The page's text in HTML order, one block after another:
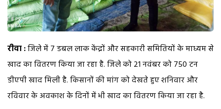
रीवा :जिले में 7 डबल लाक केंद्रों और सहकारी समितियों के माध्यम से
खाद का वितरण किया जा रहा है. जिले को 21 नवंबर को 750 टन
डीएपी खाद मिली है. किसानों की मांग को देखते हुए शनिवार और
रविवार के अवकाश के दिनों में भी खाद का वितरण किया जा रहा है.